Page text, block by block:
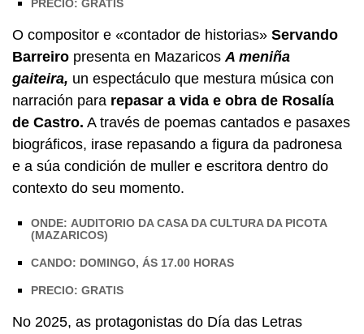
PRECIO: GRATIS
O compositor e «contador de historias» Servando
Barreiro presenta en Mazaricos A meniña
gaiteira, un espectáculo que mestura música con
narración para repasar a vida e obra de Rosalía
de Castro. A través de poemas cantados e pasaxes
biográficos, irase repasando a figura da padronesa
e a súa condición de muller e escritora dentro do
contexto do seu momento.
ONDE: AUDITORIO DA CASA DA CULTURA DA PICOTA
(MAZARICOS)
CANDO: DOMINGO, ÁS 17.00 HORAS
PRECIO: GRATIS
No 2025, as protagonistas do Día das Letras